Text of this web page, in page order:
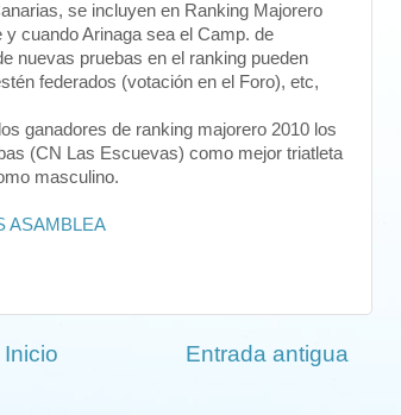
se incluyen en Ranking Majorero
cuando Arinaga sea el Camp. de
nuevas pruebas en el ranking pueden
federados (votación en el Foro), etc,
ganadores de ranking majorero 2010 los
(CN Las Escuevas) como mejor triatleta
masculino.
ASAMBLEA
Entrada antigua
Inicio